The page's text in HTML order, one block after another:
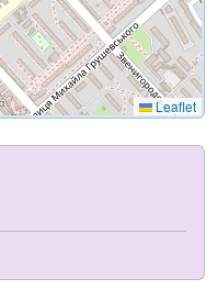
Leaflet